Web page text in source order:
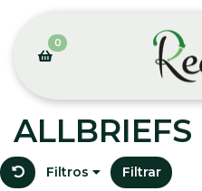
0
ALLBRIEFS
Filtros
Filtrar